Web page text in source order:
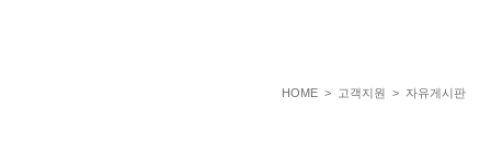
HOME > 고객지원 > 자유게시판